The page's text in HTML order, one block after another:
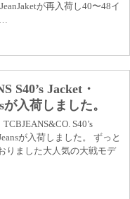
が再入荷し40〜48イ
S40’s Jacket・
が入荷しました。
TCBJEANS&CO. S40’s
が入荷しました。 ずっと
りました大人気の大戦モデ